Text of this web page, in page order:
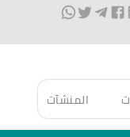
المنشآت